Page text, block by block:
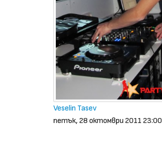
Veselin Tasev
петък, 28 октомври 2011 23:00